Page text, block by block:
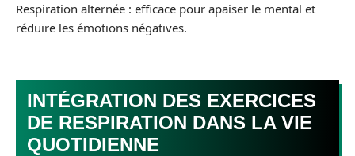
Respiration alternée : efficace pour apaiser le mental et
réduire les émotions négatives.
INTÉGRATION DES EXERCICES
DE RESPIRATION DANS LA VIE
QUOTIDIENNE